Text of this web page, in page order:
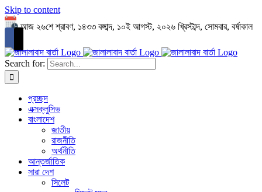
Skip to content
আজ ২৬শে শ্রাবণ, ১৪৩৩ বঙ্গাব্দ, ১০ই আগস্ট, ২০২৬ খ্রিস্টাব্দ, সোমবার, বর্ষাকাল
Search for:
প্রচ্ছদ
এক্সক্লুসিভ
বাংলাদেশ
জাতীয়
রাজনীতি
অর্থনীতি
আন্তর্জাতিক
সারা দেশ
সিলেট